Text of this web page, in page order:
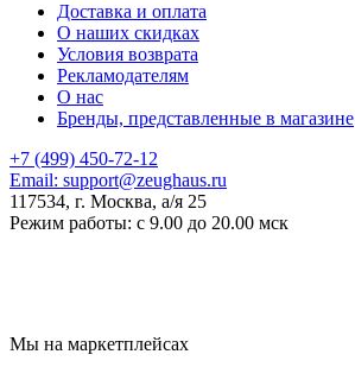
Доставка и оплата
О наших скидках
Условия возврата
Рекламодателям
О нас
Бренды, представленные в магазине
+7 (499) 450-72-12
Email: support@zeughaus.ru
117534, г. Москва, а/я 25
Режим работы: с 9.00 до 20.00 мск
Мы на маркетплейсах